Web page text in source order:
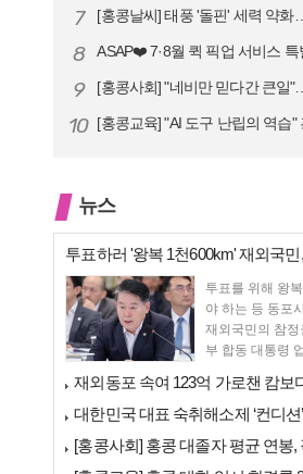
7 [홍콩날씨] 태풍 '돌핀' 세력 약화…
8 ASAP❤️ 7·8월 퀵 픽업 서비스 특
9 [홍콩사회] "네비만 믿다간 큰일"… 홍콩, 택시
10 [홍콩교육] "AI 도구 난립의 역습" 홍콩 학교
뉴스
투표를 위해 왕
야 하는 등 동포
재외국민의 참
부 합동 대통령